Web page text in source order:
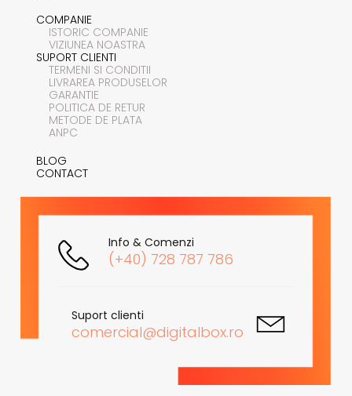
COMPANIE
ISTORIC COMPANIE
VIZIUNEA NOASTRA
SUPORT CLIENTI
TERMENI SI CONDITII
LIVRAREA PRODUSELOR
GARANTIE
POLITICA DE RETUR
METODE DE PLATA
ANPC
BLOG
CONTACT
Info & Comenzi
(+40) 728 787 786
Suport clienti
comercial@digitalbox.ro